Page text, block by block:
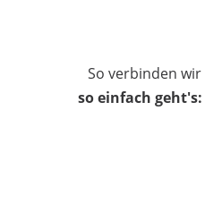
So verbinden
so einfach geht's: